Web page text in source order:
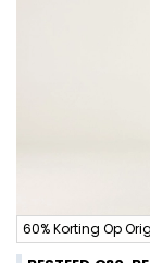
60% Korting Op